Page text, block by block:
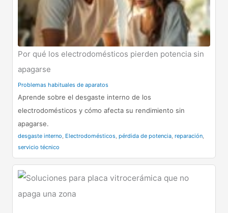
Por qué los electrodomésticos pierden potencia sin
apagarse
Problemas habituales de aparatos
Aprende sobre el desgaste interno de los
electrodomésticos y cómo afecta su rendimiento sin
apagarse.
desgaste interno, Electrodomésticos, pérdida de potencia, reparación,
servicio técnico